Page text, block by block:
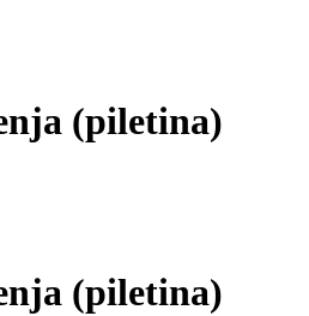
(piletina)
(piletina)